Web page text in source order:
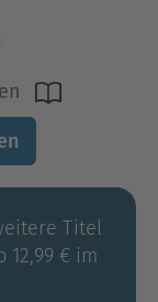
Titel
12,99 € im